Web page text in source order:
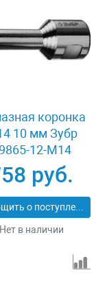
коронка
10 мм Зубр
12-M14
руб.
Сообщить о поступлении
Нет в наличии